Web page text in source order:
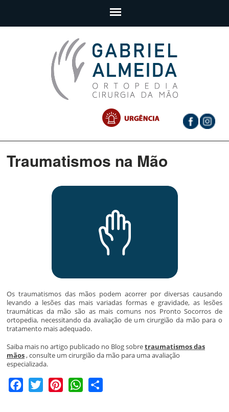
Traumatismos na Mão
Os traumatismos das mãos podem acorrer por diversas causando
levando a lesões das mais variadas formas e gravidade, as lesões
traumáticas da mão são as mais comuns nos Pronto Socorros de
ortopedia, necessitando da avaliação de um cirurgião da mão para o
tratamento mais adequado.
Saiba mais no artigo publicado no Blog sobretraumatismos das
mãos, consulte um cirurgião da mão para uma avaliação
especializada.
Facebook
Twitter PinterestWhatsApp